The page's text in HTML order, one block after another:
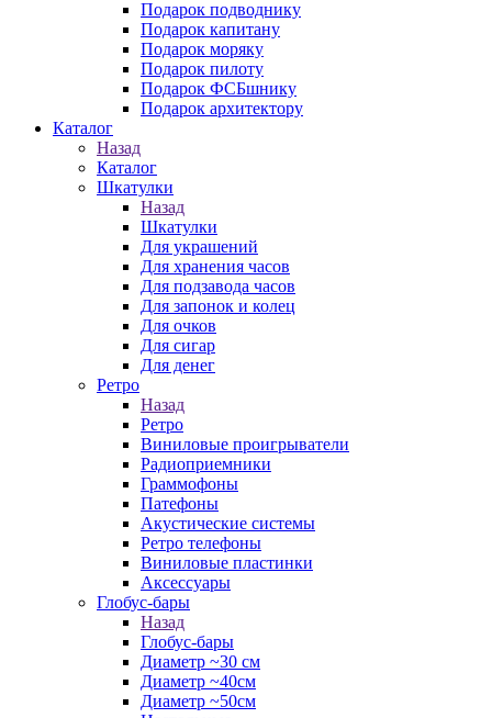
Подарок подводнику
Подарок капитану
Подарок моряку
Подарок пилоту
Подарок ФСБшнику
Подарок архитектору
Каталог
Назад
Каталог
Шкатулки
Назад
Шкатулки
Для украшений
Для хранения часов
Для подзавода часов
Для запонок и колец
Для очков
Для сигар
Для денег
Ретро
Назад
Ретро
Виниловые проигрыватели
Радиоприемники
Граммофоны
Патефоны
Акустические системы
Ретро телефоны
Виниловые пластинки
Аксессуары
Глобус-бары
Назад
Глобус-бары
Диаметр ~30 см
Диаметр ~40см
Диаметр ~50см